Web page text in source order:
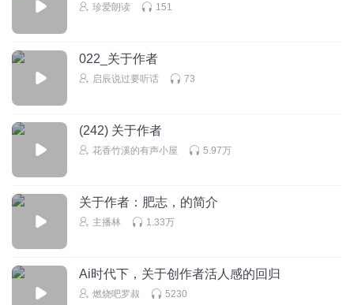
珍爱朗读 151
022_关于作者
启辰说过要听话 73
(242) 关于作者
花香竹溪的有声小屋 5.97万
关于作者：肥志，的简介
主播林 1.33万
Ai时代下，关于创作者活人感的回归
燃烧吧罗叔 5230